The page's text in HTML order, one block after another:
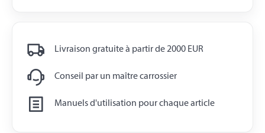
Livraison gratuite à partir de 2000 EUR
Conseil par un maître carrossier
Manuels d'utilisation pour chaque article